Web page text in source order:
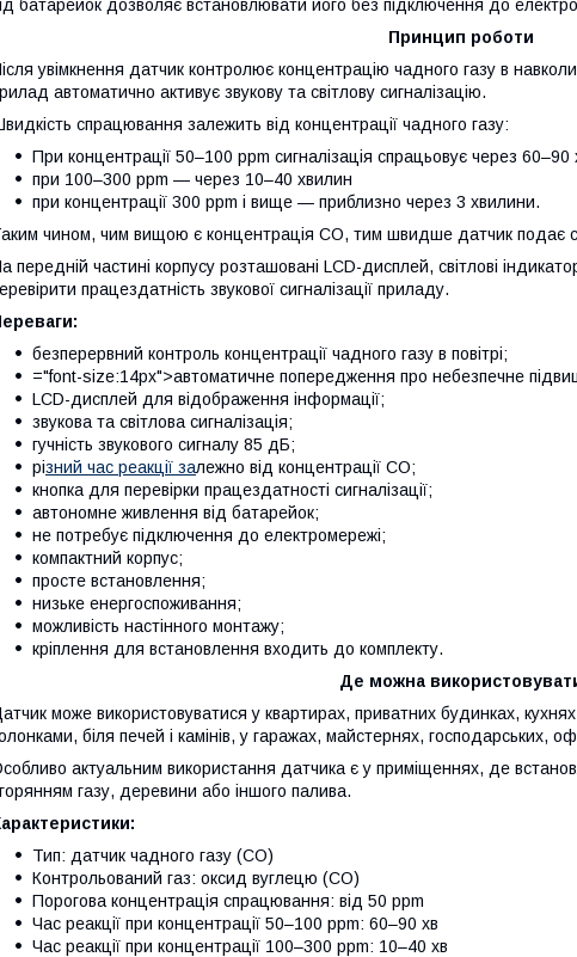
батарейок дозволяє встановлювати його без підключення до
Принцип роботи
увімкнення датчик контролює концентрацію чадного газу в
автоматично активує звукову та світлову сигналізацію.
спрацювання залежить від концентрації чадного газу:
При концентрації 50–100 ppm сигналізація спрацьовує через 60–90
при 100–300 ppm — через 10–40 хвилин
при концентрації 300 ppm і вище — приблизно через 3 хвилини.
чином, чим вищою є концентрація CO, тим швидше датчик подає
передній частині корпусу розташовані LCD-дисплей, світлові
працездатність звукової сигналізації приладу.
безперервний контроль концентрації чадного газу в повітрі;
="font-size:14px">автоматичне попередження про небезпечне
LCD-дисплей для відображення інформації;
звукова та світлова сигналізація;
гучність звукового сигналу 85 дБ;
різний час реакції залежно від концентрації CO;
кнопка для перевірки працездатності сигналізації;
автономне живлення від батарейок;
не потребує підключення до електромережі;
компактний корпус;
просте встановлення;
низьке енергоспоживання;
можливість настінного монтажу;
кріплення для встановлення входить до комплекту.
Де можна
може використовуватися у квартирах, приватних будинках,
біля печей і камінів, у гаражах, майстернях, господарських,
актуальним використання датчика є у приміщеннях, де
газу, деревини або іншого палива.
Тип: датчик чадного газу (CO)
Контрольований газ: оксид вуглецю (CO)
Порогова концентрація спрацювання: від 50 ppm
Час реакції при концентрації 50–100 ppm: 60–90 хв
Час реакції при концентрації 100–300 ppm: 10–40 хв